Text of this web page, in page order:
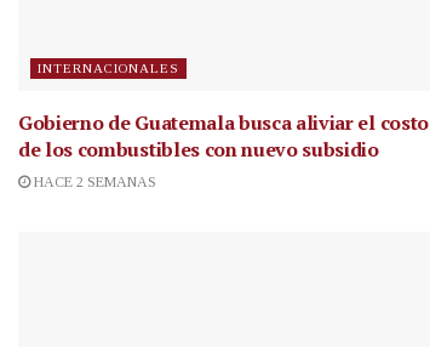
INTERNACIONALES
Gobierno de Guatemala busca aliviar el costo
de los combustibles con nuevo subsidio
HACE 2 SEMANAS